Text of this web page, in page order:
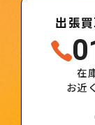
出張
在
お近